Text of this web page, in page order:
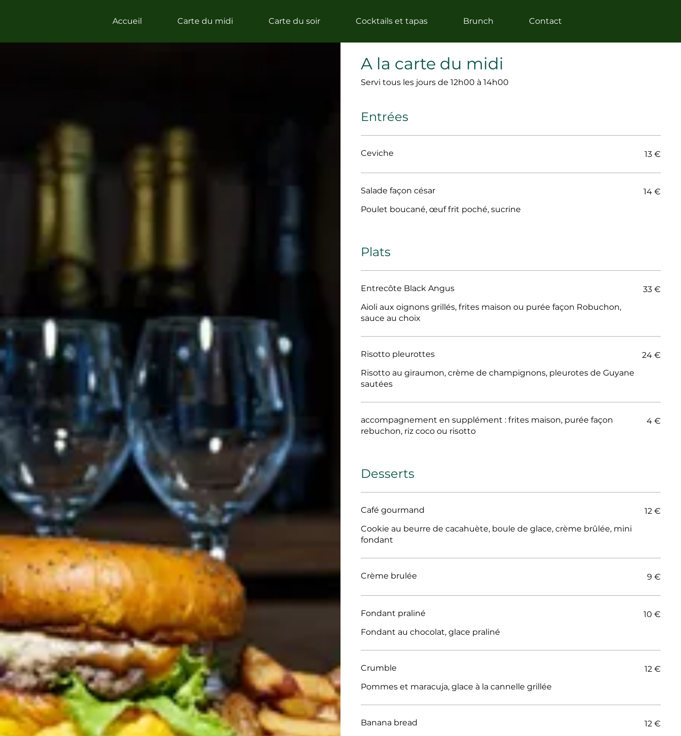
Accueil Carte du midi Carte du soir Cocktails et tapas Brunch Contact
A la carte du midi
Servi tous les jours de 12h00 à 14h00
Entrées
Ceviche 13 €
Salade façon césar
Poulet boucané, œuf frit poché, sucrine
14 €
Plats
Entrecôte Black Angus
Aioli aux oignons grillés, frites maison ou purée façon Robuchon,
sauce au choix
33 €
Risotto pleurottes
Risotto au giraumon, crème de champignons, pleurotes de Guyane
sautées
24 €
accompagnement en supplément : frites maison, purée façon
rebuchon, riz coco ou risotto
4 €
Desserts
Café gourmand
Cookie au beurre de cacahuète, boule de glace, crème brûlée, mini
fondant
12 €
Crème brulée 9 €
Fondant praliné
Fondant au chocolat, glace praliné
10 €
Crumble
Pommes et maracuja, glace à la cannelle grillée
12 €
Banana bread
12 €